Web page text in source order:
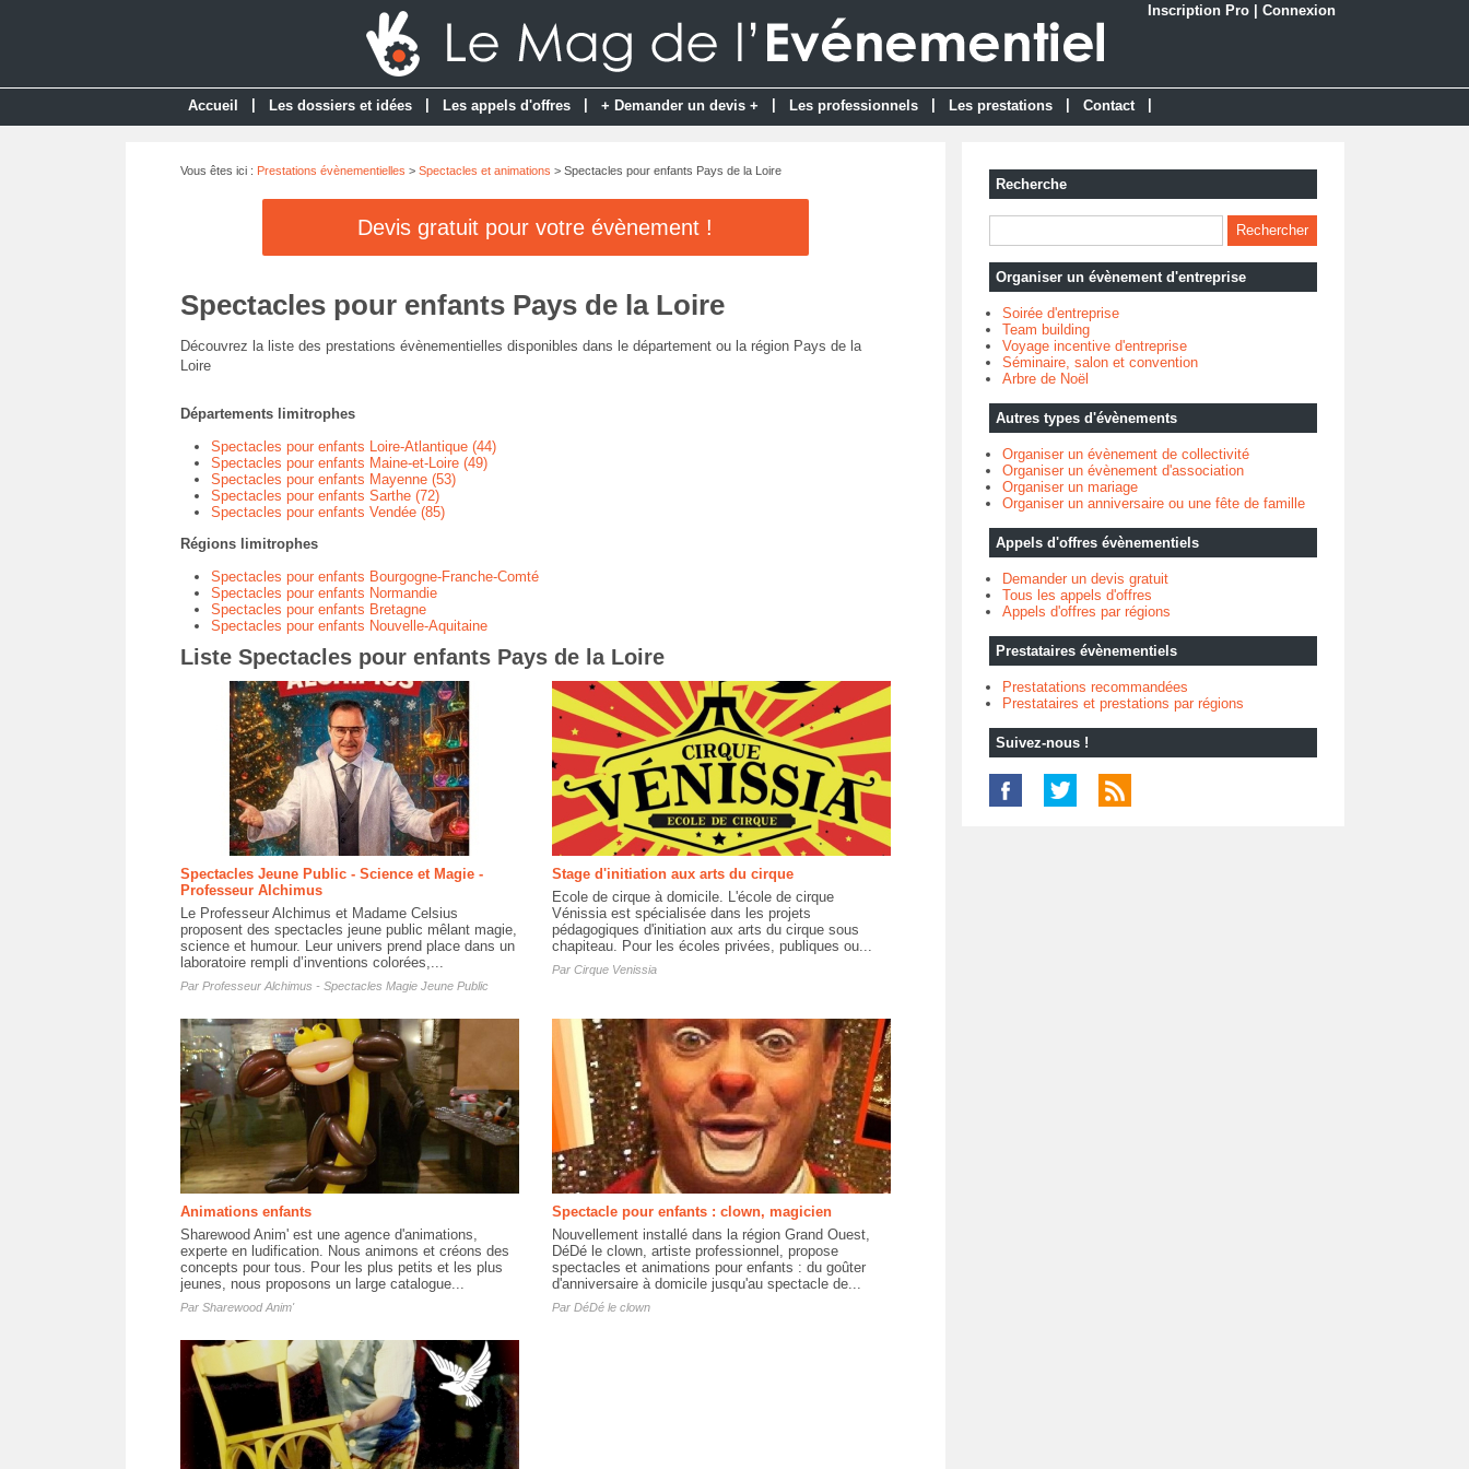
Inscription Pro Connexion
Accueil Les dossiers et idées Les appels d'offres + Demander un devis + Les professionnels Les prestations Contact
Vous êtes ici : Prestations évènementielles > Spectacles et animations > Spectacles pour enfants Pays de la Loire
Devis gratuit pour votre évènement !
Spectacles pour enfants Pays de la Loire
Découvrez la liste des prestations évènementielles disponibles dans le département ou la région Pays de la
Loire
Départements limitrophes
Spectacles pour enfants Loire-Atlantique (44)
Spectacles pour enfants Maine-et-Loire (49)
Spectacles pour enfants Mayenne (53)
Spectacles pour enfants Sarthe (72)
Spectacles pour enfants Vendée (85)
Régions limitrophes
Spectacles pour enfants Bourgogne-Franche-Comté
Spectacles pour enfants Normandie
Spectacles pour enfants Bretagne
Spectacles pour enfants Nouvelle-Aquitaine
Liste Spectacles pour enfants Pays de la Loire
Spectacles Jeune Public - Science et Magie -
Professeur Alchimus
Le Professeur Alchimus et Madame Celsius
proposent des spectacles jeune public mêlant magie,
science et humour. Leur univers prend place dans un
laboratoire rempli d’inventions colorées,...
Par Professeur Alchimus - Spectacles Magie Jeune Public
Stage d'initiation aux arts du cirque
Ecole de cirque à domicile. L'école de cirque
Vénissia est spécialisée dans les projets
pédagogiques d'initiation aux arts du cirque sous
chapiteau. Pour les écoles privées, publiques ou...
Par Cirque Venissia
Animations enfants
Sharewood Anim' est une agence d'animations,
experte en ludification. Nous animons et créons des
concepts pour tous. Pour les plus petits et les plus
jeunes, nous proposons un large catalogue...
Par Sharewood Anim'
Spectacle pour enfants : clown, magicien
Nouvellement installé dans la région Grand Ouest,
DéDé le clown, artiste professionnel, propose
spectacles et animations pour enfants : du goûter
d'anniversaire à domicile jusqu'au spectacle de...
Par DéDé le clown
Recherche
Organiser un évènement d'entreprise
Soirée d'entreprise
Team building
Voyage incentive d'entreprise
Séminaire, salon et convention
Arbre de Noël
Autres types d'évènements
Organiser un évènement de collectivité
Organiser un évènement d'association
Organiser un mariage
Organiser un anniversaire ou une fête de famille
Appels d'offres évènementiels
Demander un devis gratuit
Tous les appels d'offres
Appels d'offres par régions
Prestataires évènementiels
Prestatations recommandées
Prestataires et prestations par régions
Suivez-nous !